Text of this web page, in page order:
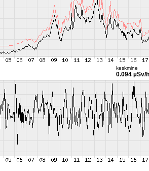
keskmine
0.094 µSv/h